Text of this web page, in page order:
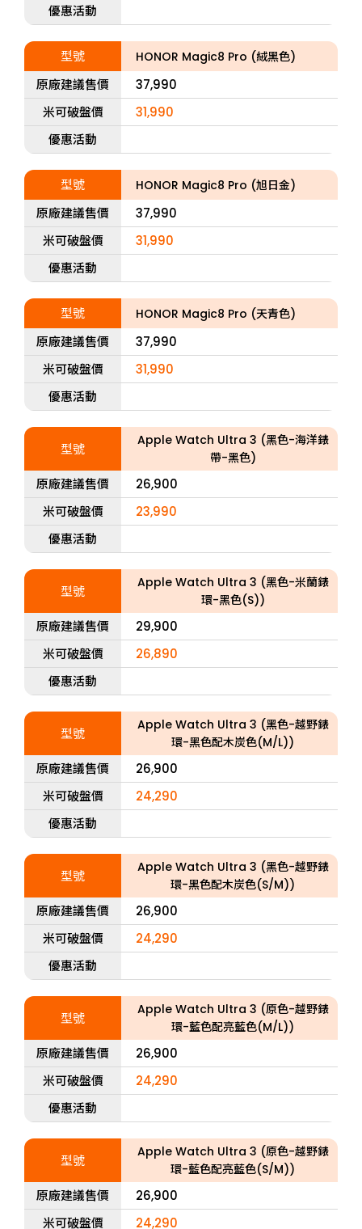
優惠活動
型號 HONOR Magic8 Pro (絨黑色)
原廠建議售價
37,990
米可破盤價
31,990
優惠活動
型號 HONOR Magic8 Pro (旭日金)
原廠建議售價
37,990
米可破盤價
31,990
優惠活動
型號 HONOR Magic8 Pro (天青色)
原廠建議售價
37,990
米可破盤價
31,990
優惠活動
型號
Apple Watch Ultra 3 (黑色-海洋錶
帶-黑色)
原廠建議售價
26,900
米可破盤價
23,990
優惠活動
型號
Apple Watch Ultra 3 (黑色-米蘭錶
環-黑色(S))
原廠建議售價
29,900
米可破盤價
26,890
優惠活動
型號
Apple Watch Ultra 3 (黑色-越野錶
環-黑色配木炭色(M/L))
原廠建議售價
26,900
米可破盤價
24,290
優惠活動
型號
Apple Watch Ultra 3 (黑色-越野錶
環-黑色配木炭色(S/M))
原廠建議售價
26,900
米可破盤價
24,290
優惠活動
型號
Apple Watch Ultra 3 (原色-越野錶
環-藍色配亮藍色(M/L))
原廠建議售價
26,900
米可破盤價
24,290
優惠活動
型號
Apple Watch Ultra 3 (原色-越野錶
環-藍色配亮藍色(S/M))
原廠建議售價
26,900
米可破盤價
24,290